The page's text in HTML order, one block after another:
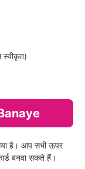
स्वीकृत)
है। आप सभी ऊपर
बनवा सकते हैं।